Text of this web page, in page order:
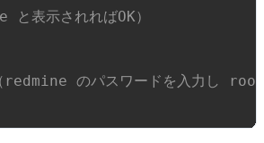
表示されればOK）
のパスワードを入力し root